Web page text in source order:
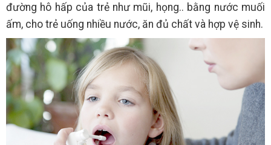
đường hô hấp của trẻ như mũi, họng.. bằng nước muối
ấm, cho trẻ uống nhiều nước, ăn đủ chất và hợp vệ sinh.